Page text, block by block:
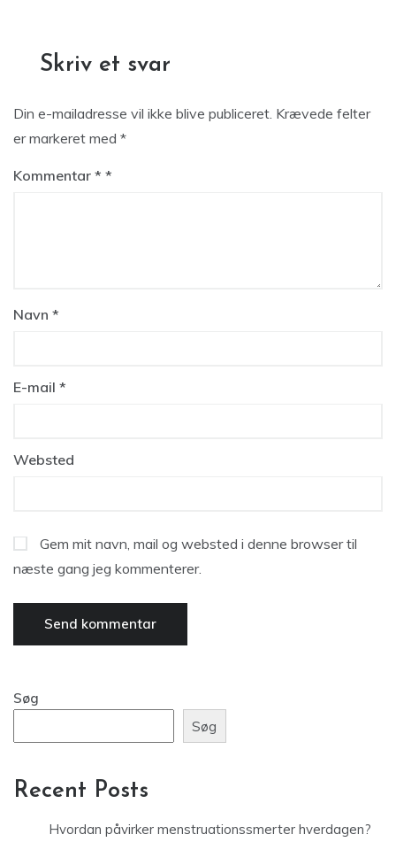
Skriv et svar
Din e-mailadresse vil ikke blive publiceret. Krævede felter
er markeret med *
Kommentar *
Navn *
E-mail *
Websted
Gem mit navn, mail og websted i denne browser til
næste gang jeg kommenterer.
Søg
Søg
Recent Posts
Hvordan påvirker menstruationssmerter hverdagen?